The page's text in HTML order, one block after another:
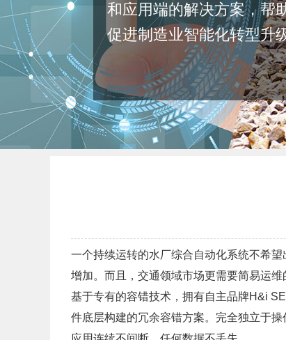
和应用端的解决方案，帮
促进制造业智能化转型升
一个持续运转的水厂综合自动化系统不希
增加。而且，交通领域市场更需要简易运
基于专有的容错技术，拥有自主品牌H&i
件底层构建的冗余容错方案。完全独立于